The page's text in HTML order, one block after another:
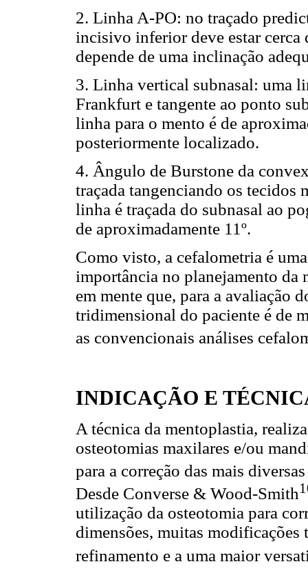
2. Linha A-PO: no traçado
incisivo inferior deve estar cerca
depende de uma inclinação
3. Linha vertical subnasal: uma
Frankfurt e tangente ao ponto
linha para o mento é de
posteriormente localizado.
4. Ângulo de Burstone da
traçada tangenciando os tecidos
linha é traçada do subnasal ao
de aproximadamente 11º.
Como visto, a cefalometria é
importância no planejamento da
em mente que, para a avaliação
tridimensional do paciente é de
as convencionais análises
INDICAÇÃO E
A técnica da mentoplastia,
osteotomias maxilares e/ou
para a correção das mais
Desde Converse & Wood-Smith
utilização da osteotomia para
dimensões, muitas
refinamento e a uma maior